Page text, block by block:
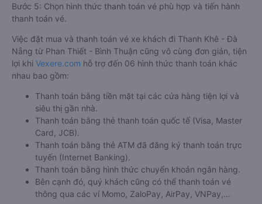
Bước 5: Chọn hình thức thanh toán vé phù hợp và tiến hành
thanh toán vé.
Việc đặt mua và thanh toán vé xe khách đi Thanh Khê - Đà
Nẵng từ Phan Thiết - Bình Thuận cũng vô cùng đơn giản, tiện
lợi khi Vexere.com hỗ trợ đến 06 hình thức thanh toán khác
nhau bao gồm:
Thanh toán bằng tiền mặt tại các cửa hàng tiện lợi và
siêu thị gần nhà.
Thanh toán bằng thẻ thanh toán quốc tế (Visa, Master
Card, JCB).
Thanh toán bằng thẻ ATM đã đăng ký thanh toán trực
tuyến (Internet Banking).
Thanh toán bằng hình thức chuyển khoản ngân hàng.
Bên cạnh đó, quý khách cũng có thể thanh toán vé
thông qua các ví Momo, ZaloPay, AirPay, VNPay,…